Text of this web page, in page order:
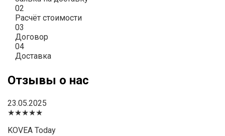
02
Расчёт стоимости
03
Договор
04
Доставка
Отзывы о нас
23.05.2025
★★★★★
KOVEA Today